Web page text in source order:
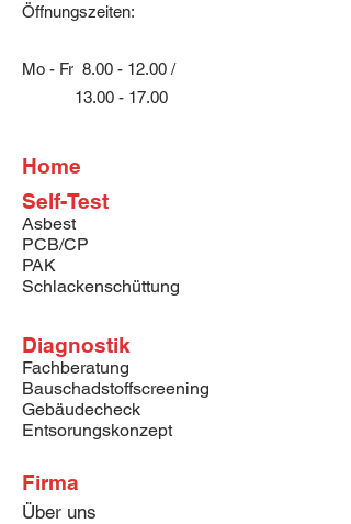
Öffnungszeiten:
Mo - Fr 8.00 - 12.00 /
13.00 - 17.00
Home
Self-Test
Asbest
PCB/CP
PAK
Schlackenschüttung
Diagnostik
Fachberatung
Bauschadstoffscreening
Gebäudecheck
Entsorungskonzept
Firma
Über uns